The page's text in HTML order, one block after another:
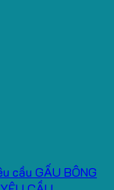
GẤU BÔNG